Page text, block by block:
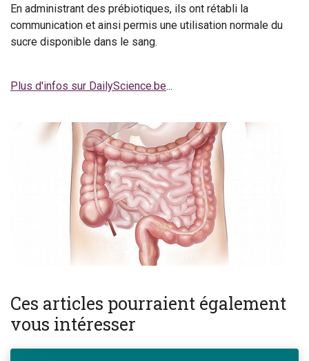
En administrant des prébiotiques, ils ont rétabli la
communication et ainsi permis une utilisation normale du
sucre disponible dans le sang.
Plus d'infos sur DailyScience.be...
Ces articles pourraient également
vous intéresser